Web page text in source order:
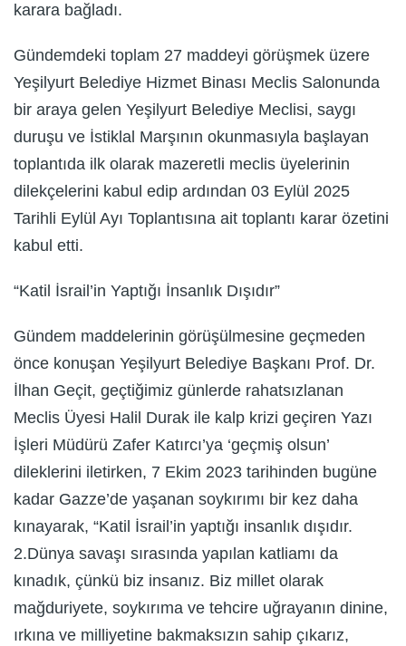
karara bağladı.
Gündemdeki toplam 27 maddeyi görüşmek üzere
Yeşilyurt Belediye Hizmet Binası Meclis Salonunda
bir araya gelen Yeşilyurt Belediye Meclisi, saygı
duruşu ve İstiklal Marşının okunmasıyla başlayan
toplantıda ilk olarak mazeretli meclis üyelerinin
dilekçelerini kabul edip ardından 03 Eylül 2025
Tarihli Eylül Ayı Toplantısına ait toplantı karar özetini
kabul etti.
“Katil İsrail’in Yaptığı İnsanlık Dışıdır”
Gündem maddelerinin görüşülmesine geçmeden
önce konuşan Yeşilyurt Belediye Başkanı Prof. Dr.
İlhan Geçit, geçtiğimiz günlerde rahatsızlanan
Meclis Üyesi Halil Durak ile kalp krizi geçiren Yazı
İşleri Müdürü Zafer Katırcı’ya ‘geçmiş olsun’
dileklerini iletirken, 7 Ekim 2023 tarihinden bugüne
kadar Gazze’de yaşanan soykırımı bir kez daha
kınayarak, “Katil İsrail’in yaptığı insanlık dışıdır.
2.Dünya savaşı sırasında yapılan katliamı da
kınadık, çünkü biz insanız. Biz millet olarak
mağduriyete, soykırıma ve tehcire uğrayanın dinine,
ırkına ve milliyetine bakmaksızın sahip çıkarız,